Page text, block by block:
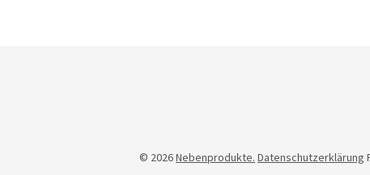
© 2026Nebenprodukte. Datenschutzerklärung